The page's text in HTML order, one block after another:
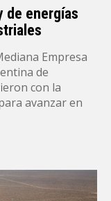
de energías
Empresa
de
con la
avanzar en